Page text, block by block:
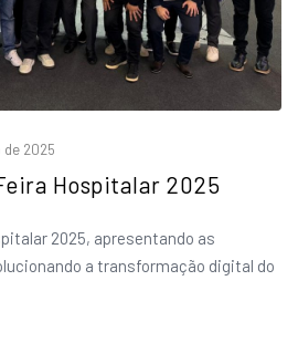
de 2025
Hospitalar 2025
2025, apresentando as
a transformação digital do